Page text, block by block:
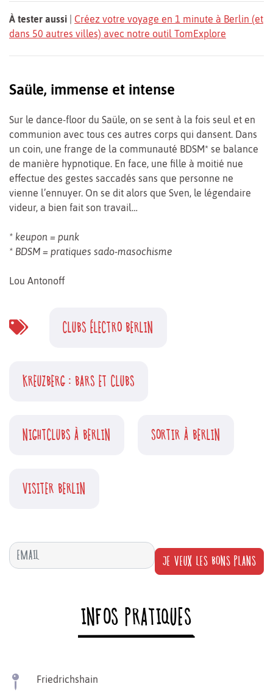
À tester aussi
Créez votre voyage en 1 minute à Berlin (et
dans 50 autres villes) avec notre outil TomExplore
Saüle, immense et intense
Sur le dance-floor du Saüle, on se sent à la fois seul et en
communion avec tous ces autres corps qui dansent. Dans
un coin, une frange de la communauté BDSM* se balance
de manière hypnotique. En face, une fille à moitié nue
effectue des gestes saccadés sans que personne ne
vienne l’ennuyer. On se dit alors que Sven, le légendaire
videur, a bien fait son travail…
* keupon = punk
* BDSM = pratiques sado-masochisme
Lou Antonoff
CLUBS ÉLECTRO BERLIN
KREUZBERG : BARS ET CLUBS
NIGHTCLUBS À BERLIN SORTIR À BERLIN
VISITER BERLIN
JE VEUX LES BONS PLANS
INFOS PRATIQUES
Friedrichshain